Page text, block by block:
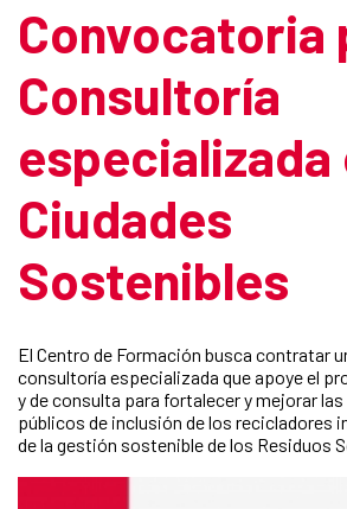
Convocatoria
Consultoría
especializada
Ciudades
Sostenibles
El Centro de Formación busca contratar
consultoría especializada que apoye el
y de consulta para fortalecer y mejorar
públicos de inclusión de los recicladores
de la gestión sostenible de los Residuos